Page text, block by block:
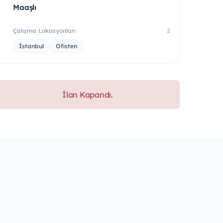
Maaşlı
Çalışma Lokasyonları 2
İstanbul Ofisten
İlan Kapandı.